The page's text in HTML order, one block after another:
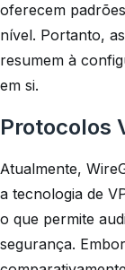
oferecem
nível. Portanto,
resumem à
em si.
Protocolos
Atualmente,
a tecnologia de
o que permite
segurança.